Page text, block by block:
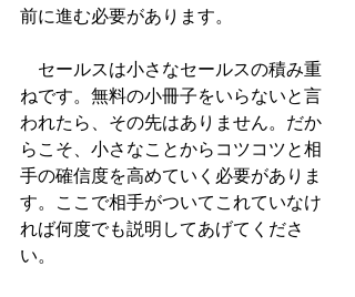
前に進む必要があります。
セールスは小さなセールスの積み重
ねです。無料の小冊子をいらないと言
われたら、その先はありません。だか
らこそ、小さなことからコツコツと相
手の確信度を高めていく必要がありま
す。ここで相手がついてこれていなけ
れば何度でも説明してあげてくださ
い。